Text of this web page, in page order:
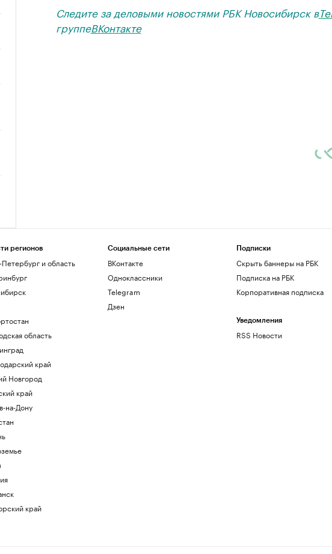
Следите за деловыми новостями РБК Новосибирск в
группеВКонтакте
регионов
и область
область
край
Новгород
край
на-Дону
край
Социальные сети
ВКонтакте
Одноклассники
Telegram
Дзен
Подписки
Скрыть баннеры на РБК
Подписка на РБК
Корпоративная подписка
Уведомления
RSS Новости